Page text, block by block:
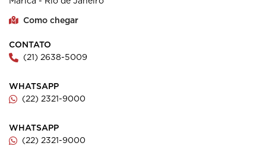
Como chegar
CONTATO
(21) 2638-5009
WHATSAPP
(22) 2321-9000
WHATSAPP
(22) 2321-9000